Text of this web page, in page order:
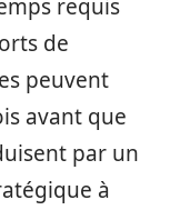
requis
de
peuvent
avant que
par un
à